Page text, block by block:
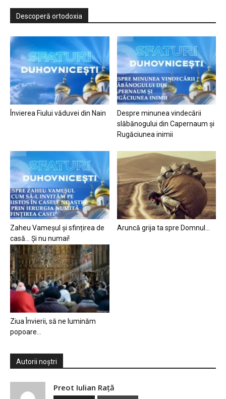
Descoperă ortodoxia
Învierea Fiului văduvei din Nain
Despre minunea vindecării
slăbănogului din Capernaum și
Rugăciunea inimii
Zaheu Vameșul și sfințirea de
casă… Și nu numai!
Aruncă grija ta spre Domnul…
Ziua Învierii, să ne luminăm
popoare…
Autorii noștri
Preot Iulian Raţă